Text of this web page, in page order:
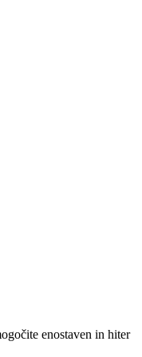
enostaven in hiter